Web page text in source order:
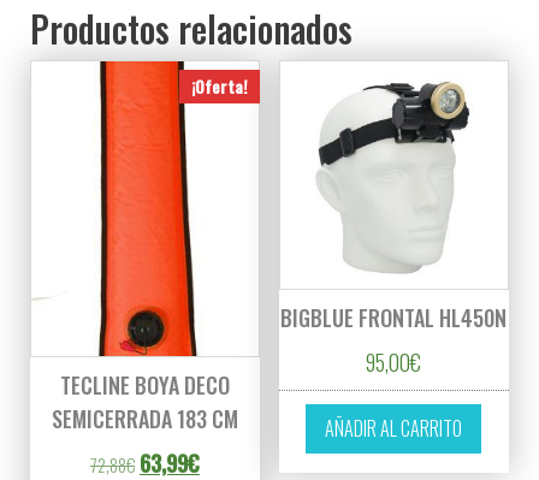
Productos relacionados
¡Oferta!
TECLINE BOYA DECO
SEMICERRADA 183 CM
72,88€ El precio original era: 72,88€.
63,99€El precio actual es: 63,99€.
BIGBLUE FRONTAL HL450N
95,00€
AÑADIR AL CARRITO